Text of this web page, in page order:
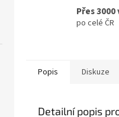
Přes
po celé ČR
Popis Diskuze
Detailní popis